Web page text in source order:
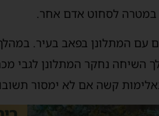
עם המתלונן בפאב בעיר.
השיחה נחקר המתלונן לגבי
קשה אם לא ימסור